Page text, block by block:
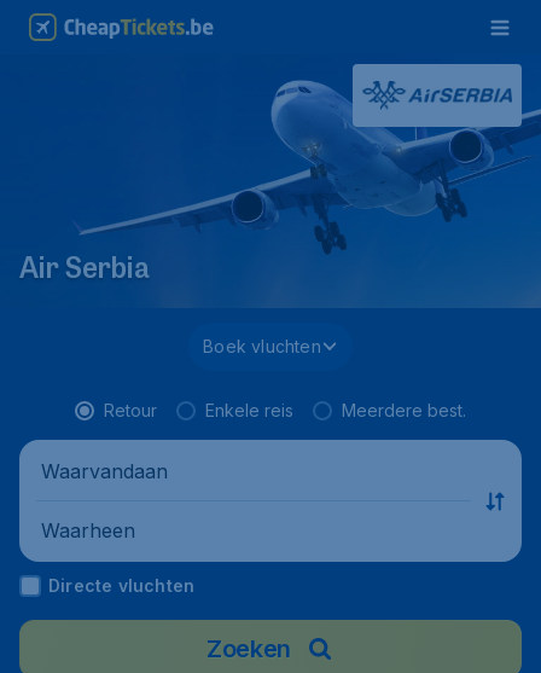
Air Serbia
Boek vluchten
Retour Enkele reis Meerdere best.
Waarvandaan
Waarheen
Directe vluchten
Zoeken